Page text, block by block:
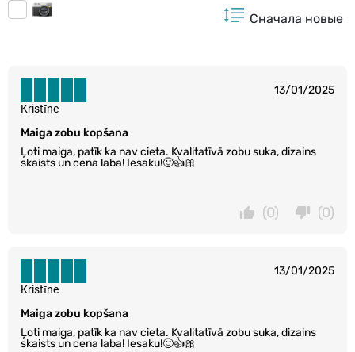
Сначала новые
13/01/2025
Maiga zobu kopšana
Ļoti maiga, patīk ka nav cieta. Kvalitatīvā zobu suka, dizains
skaists un cena laba! Iesaku!🙂👍🎀
Kristīne
(0)
(0)
13/01/2025
Maiga zobu kopšana
Ļoti maiga, patīk ka nav cieta. Kvalitatīvā zobu suka, dizains
skaists un cena laba! Iesaku!🙂👍🎀
Kristīne